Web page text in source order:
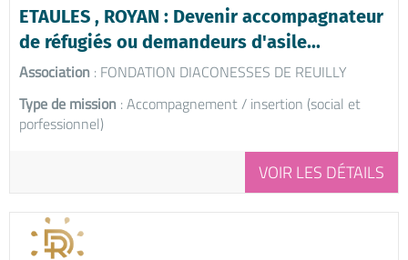
ETAULES , ROYAN : Devenir accompagnateur
de réfugiés ou demandeurs d'asile...
Association : FONDATION DIACONESSES DE REUILLY
Type de mission : Accompagnement / insertion (social et
porfessionnel)
VOIR LES DÉTAILS